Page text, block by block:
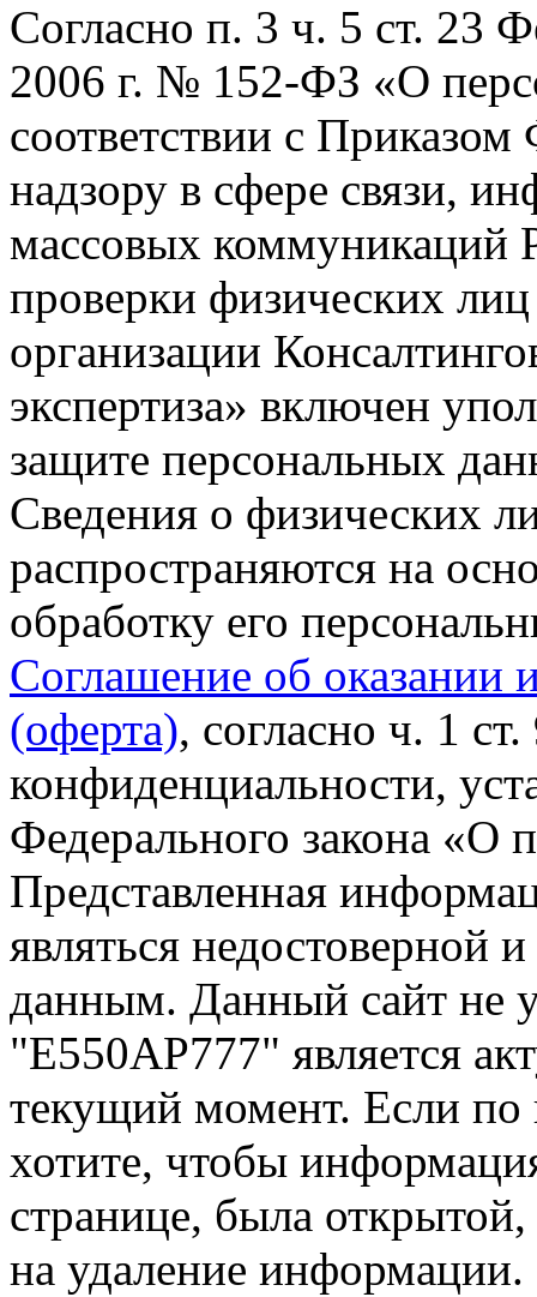
Согласно п. 3 ч. 5 ст. 23
2006 г. № 152-ФЗ «О
соответствии с
надзору в сфере связи,
массовых коммуникаций
проверки физических
организации
экспертиза» включен
защите персональных
Сведения о физических
распространяются на
обработку его
Соглашение об оказании
(оферта), согласно ч. 1
конфиденциальности,
Федерального закона «О
Представленная
являться недостоверной
данным. Данный сайт не
"Е550АР777" является
текущий момент. Если
хотите, чтобы
странице, была открытой,
на удаление информации.